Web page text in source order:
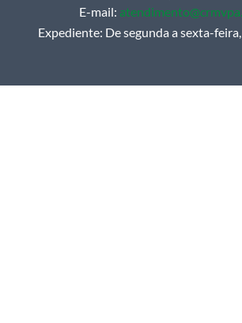
E-mail:
Expediente: De segunda a sexta-